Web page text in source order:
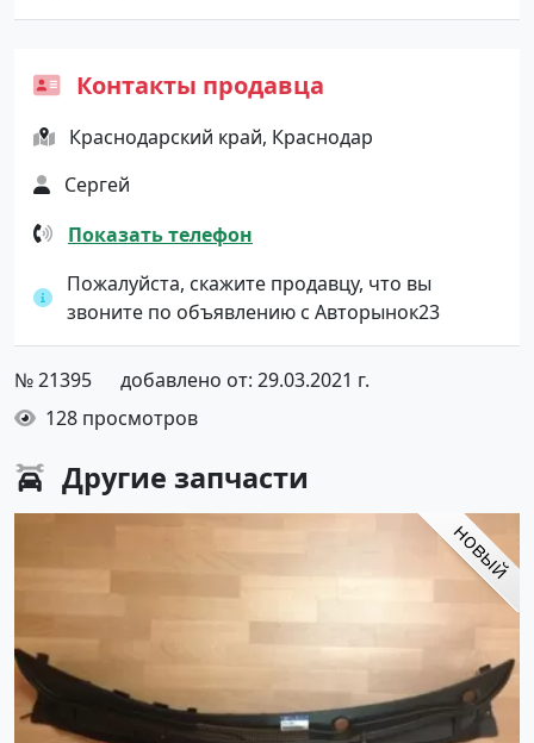
Контакты продавца
Краснодарский край, Краснодар
Сергей
Показать телефон
Пожалуйста, скажите продавцу, что вы
звоните по объявлению с Авторынок23
№ 21395
добавлено от: 29.03.2021 г.
128 просмотров
Другие запчасти